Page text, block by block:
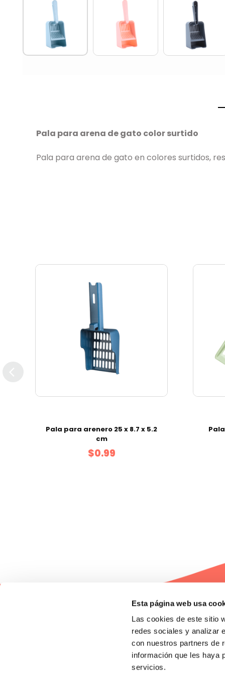
Esta página web usa
Las cookies de este sitio
redes sociales y analizar
con nuestros partners de
información que les haya
servicios.
Pala para arena de gato color surtido
Pala para arena de gato en colores surtidos,
Pala para arenero 25 x 8.7 x 5.2
cm
$0.99
Empresa
¿Quiénes somos?
Nuestras tiendas